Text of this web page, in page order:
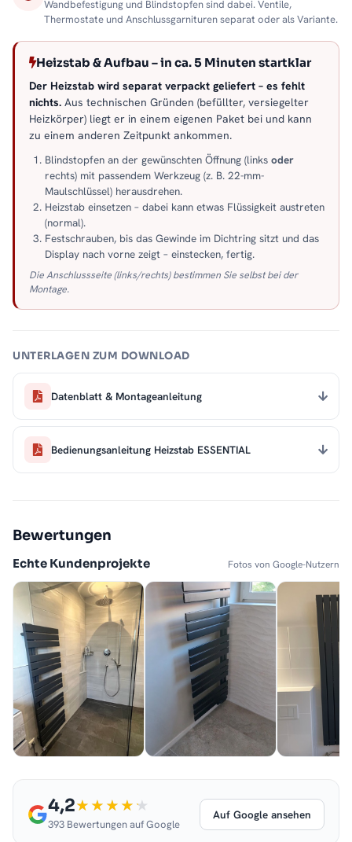
Wandbefestigung und Blindstopfen sind dabei. Ventile,
Thermostate und Anschlussgarnituren separat oder als Variante.
Heizstab & Aufbau – in ca. 5 Minuten startklar
Der Heizstab wird separat verpackt geliefert – es fehlt
nichts. Aus technischen Gründen (befüllter, versiegelter
Heizkörper) liegt er in einem eigenen Paket bei und kann
zu einem anderen Zeitpunkt ankommen.
Blindstopfen an der gewünschten Öffnung (links oder
rechts) mit passendem Werkzeug (z. B. 22-mm-
Maulschlüssel) herausdrehen.
Heizstab einsetzen – dabei kann etwas Flüssigkeit austreten
(normal).
Festschrauben, bis das Gewinde im Dichtring sitzt und das
Display nach vorne zeigt – einstecken, fertig.
Die Anschlussseite (links/rechts) bestimmen Sie selbst bei der
Montage.
UNTERLAGEN ZUM DOWNLOAD
Datenblatt & Montageanleitung
Bedienungsanleitung Heizstab ESSENTIAL
Bewertungen
Echte Kundenprojekte Fotos von Google-Nutzern
4,2
393 Bewertungen auf Google
Auf Google ansehen